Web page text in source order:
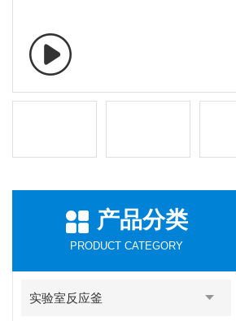
产品分类
PRODUCT CATEGORY
实验室反应釜